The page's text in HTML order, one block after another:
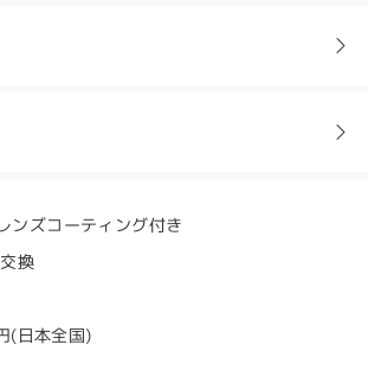
ましたが、がっかりすることはあり
れからは間違いなくfirmooから購入
16 , 2024
問がある場合は、以下からお問い合わせく
質問する
ンズコーティング付き
換
(日本全国)